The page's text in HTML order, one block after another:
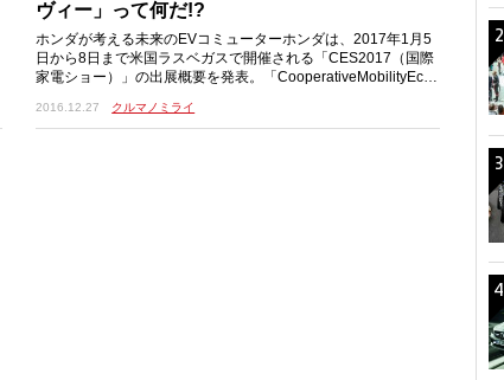
ヴィー」って何だ!?
ホンダが考える未来のEVコミューターホンダは、2017年1月5
日から8日まで米国ラスベガスで開催される「CES2017（国際
家電ショー）」の出展概要を発表。「CooperativeMobilityEcos
2016.12.27 クルマノミライ
2
3
4